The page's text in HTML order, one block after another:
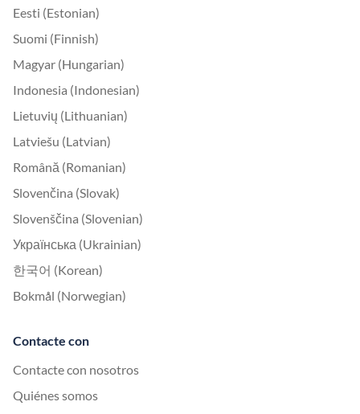
Eesti (Estonian)
Suomi (Finnish)
Magyar (Hungarian)
Indonesia (Indonesian)
Lietuvių (Lithuanian)
Latviešu (Latvian)
Română (Romanian)
Slovenčina (Slovak)
Slovenščina (Slovenian)
Українська (Ukrainian)
한국어 (Korean)
Bokmål (Norwegian)
Contacte con
Contacte con nosotros
Quiénes somos